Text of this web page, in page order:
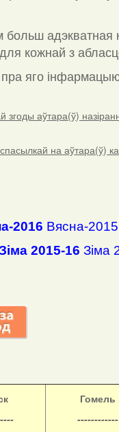
адэкватная
кожнай з
пра яго
аўтара(ў)
на аўтара(ў)
2016 Вясна-2015
2015-16 Зіма
Гомель
------------